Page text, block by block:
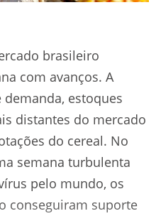
brasileiro
com avanços. A
estoques
distantes do mercado
do cereal. No
semana turbulenta
pelo mundo, os
conseguiram suporte